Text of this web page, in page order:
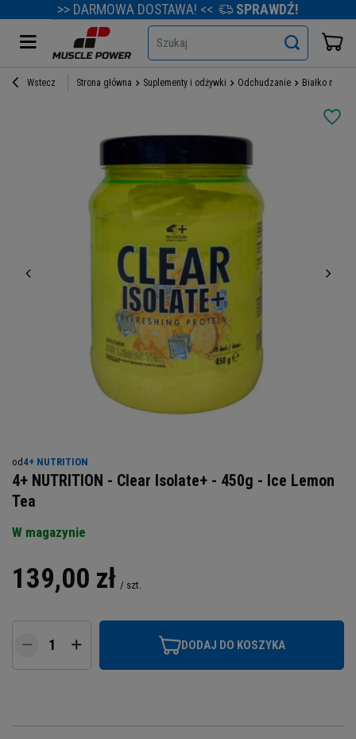
>> DARMOWA DOSTAWA! << SPRAWDŹ!
Szukaj
Wstecz Strona główna Suplementy i odżywki Odchudzanie Białko na
od 4+ NUTRITION
4+ NUTRITION - Clear Isolate+ - 450g - Ice Lemon
Tea
W magazynie
139,00 zł / szt.
DODAJ DO KOSZYKA